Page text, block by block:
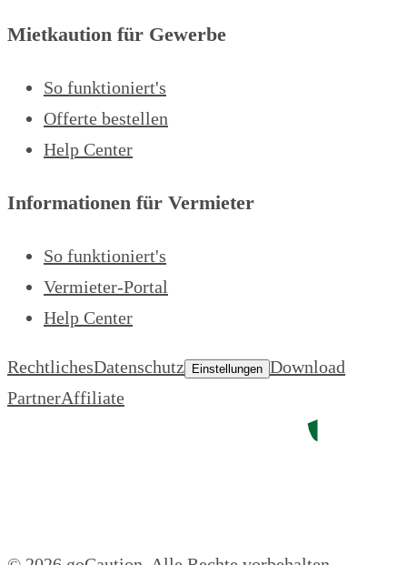
Mietkaution für Gewerbe
So funktioniert's
Offerte bestellen
Help Center
Informationen für Vermieter
So funktioniert's
Vermieter-Portal
Help Center
RechtlichesDatenschutz Einstellungen Download
PartnerAffiliate